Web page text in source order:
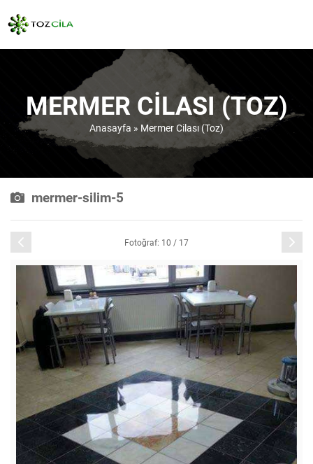
MERMER CILASI (TOZ)
Anasayfa » Mermer Cilası (Toz)
mermer-silim-5
Fotoğraf: 10 / 17